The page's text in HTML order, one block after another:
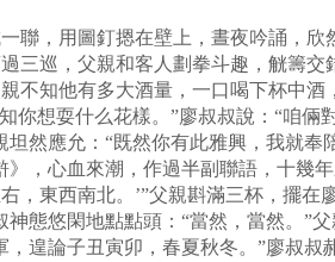
，用圖釘摁在壁上，晝夜吟誦，欣
三巡，父親和客人劃拳斗趣，觥籌
不知他有多大酒量，一口喝下杯中
你想耍什么花樣。”廖叔叔說：“咱
然應允：“既然你有此雅興，我就奉
心血來潮，作過半副聯語，十幾
，東西南北。’”父親斟滿三杯，擺
態悠閑地點點頭：“當然，當然。”
遑論子丑寅卯，春夏秋冬。”廖叔叔